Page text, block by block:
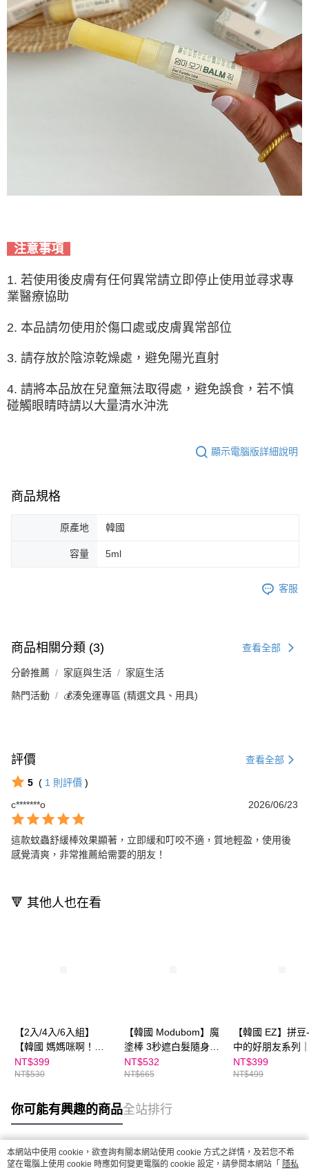
注意事項
1. 若使用後皮膚有任何異常請立即停止使用並尋求專
業醫療協助
2. 本品請勿使用於傷口處或皮膚異常部位
3. 請存放於陰涼乾燥處，避免陽光直射
4. 請將本品放在兒童無法取得處，避免誤食，若不慎
碰觸眼睛時請以大量清水沖洗
顯示電腦版詳細說明
商品規格
原產地 韓國
容量 5ml
客服
商品相關分類 (3) 查看全部
分齡推薦 家庭與生活 家庭生活
熱門活動 💰湊免運專區 (精選文具、用具)
評價 查看全部
5 ( 1 則評價 )
c*******o
2026/06/23
這款蚊蟲舒緩棒效果顯著，立即緩和叮咬不適，質地輕盈，使用後
感覺清爽，非常推薦給需要的朋友！
🔻 其他人也在看
【2入/4入/6入組】
【韓國 媽媽咪啊！】
叮叮舒緩棒 5ml｜伍吉
創意
NT$399
NT$530
【韓國 Modubom】魔
塗棒 3秒遮白髮隨身刷
｜伍吉創意
NT$532
NT$665
【韓國 EZ】拼
中的好朋友系列
創意
NT$399
NT$499
你可能有興趣的商品全站排行
熱門標籤
本網站中使用 cookie，欲查詢有關本網站使用 cookie 方式之詳情，及若您不希
望在電腦上使用 cookie 時應如何變更電腦的 cookie 設定，請參閱本網站「 隱私